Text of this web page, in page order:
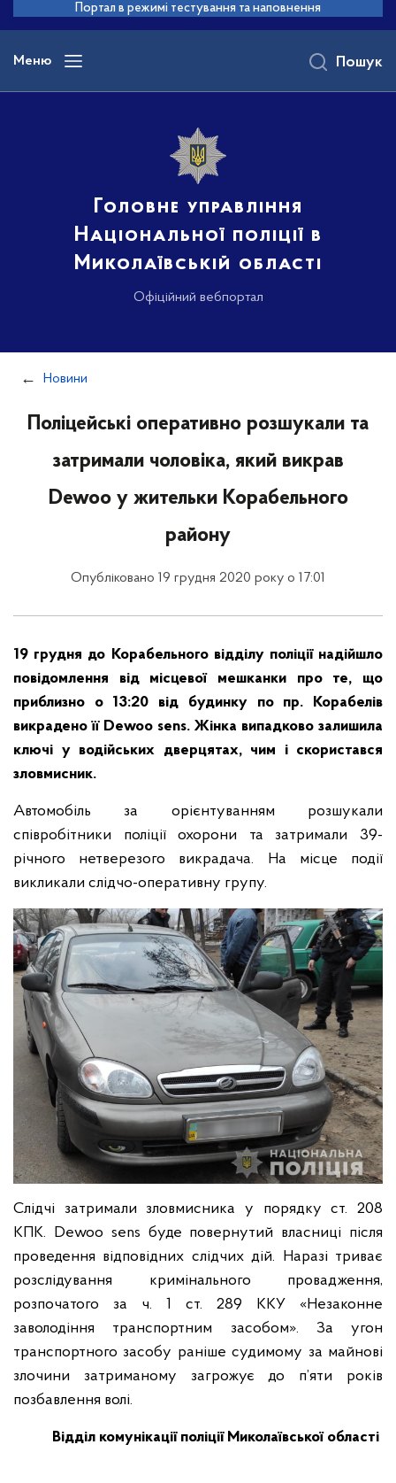
основного
вмісту
Портал в режимі тестування та наповнення
Меню
Головне управління
Національної поліції в
Миколаївській області
Офіційний вебпортал
Пошук
Новини
Поліцейські оперативно розшукали та
затримали чоловіка, який викрав
Dewoo у жительки Корабельного
району
Опубліковано 19 грудня 2020 року о 17:01
19 грудня до Корабельного відділу поліції надійшло
повідомлення від місцевої мешканки про те, що
приблизно о 13:20 від будинку по пр. Корабелів
викрадено її Dewoo sens. Жінка випадково залишила
ключі у водійських дверцятах, чим і скористався
зловмисник.
Автомобіль за орієнтуванням розшукали
співробітники поліції охорони та затримали 39-
річного нетверезого викрадача. На місце події
викликали слідчо-оперативну групу.
Слідчі затримали зловмисника у порядку ст. 208
КПК. Dewoo sens буде повернутий власниці після
проведення відповідних слідчих дій. Наразі триває
розслідування кримінального провадження,
розпочатого за ч. 1 ст. 289 ККУ «Незаконне
заволодіння транспортним засобом». За угон
транспортного засобу раніше судимому за майнові
злочини затриманому загрожує до п’яти років
позбавлення волі.
Відділ комунікації поліції Миколаївської області